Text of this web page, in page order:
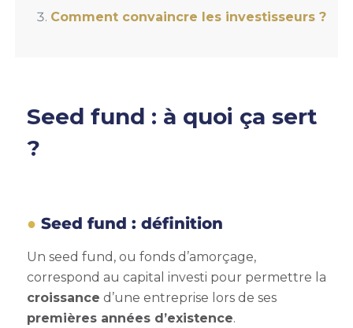
Comment convaincre les investisseurs ?
Seed fund : à quoi ça sert
?
Seed fund : définition
Un seed fund, ou fonds d’amorçage,
correspond au capital investi pour permettre la
croissance d’une entreprise lors de ses
premières années d’existence.